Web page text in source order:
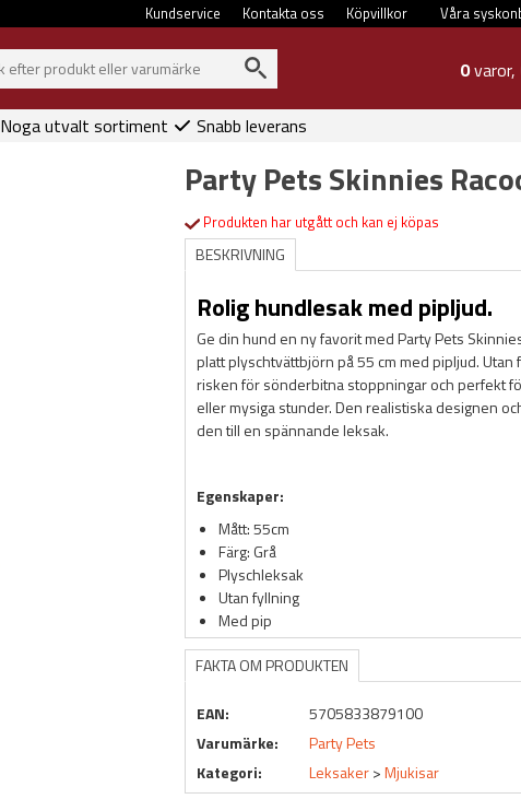
Våra
Köpvillkor
Kontakta oss
Kundservice
0varor,
Noga utvalt sortiment Snabb leverans
Party Pets Skinnies
Produkten har utgått och kan ej köpas
BESKRIVNING
Rolig hundlesak med pipljud.
Ge din hund en ny favorit med Party Pets
platt plyschtvättbjörn på 55 cm med pipljud. Utan
risken för sönderbitna stoppningar och perfekt
eller mysiga stunder. Den realistiska designen
den till en spännande leksak.
Egenskaper:
Mått: 55cm
Färg: Grå
Plyschleksak
Utan fyllning
Med pip
FAKTA OM PRODUKTEN
EAN:
5705833879100
Varumärke:
Party Pets
Kategori:
Leksaker>Mjukisar